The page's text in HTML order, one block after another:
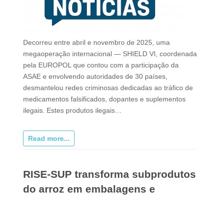
Decorreu entre abril e novembro de 2025, uma
megaoperação internacional — SHIELD VI, coordenada
pela EUROPOL que contou com a participação da
ASAE e envolvendo autoridades de 30 países,
desmantelou redes criminosas dedicadas ao tráfico de
medicamentos falsificados, dopantes e suplementos
ilegais. Estes produtos ilegais…
Read more...
RISE-SUP transforma subprodutos
do arroz em embalagens e